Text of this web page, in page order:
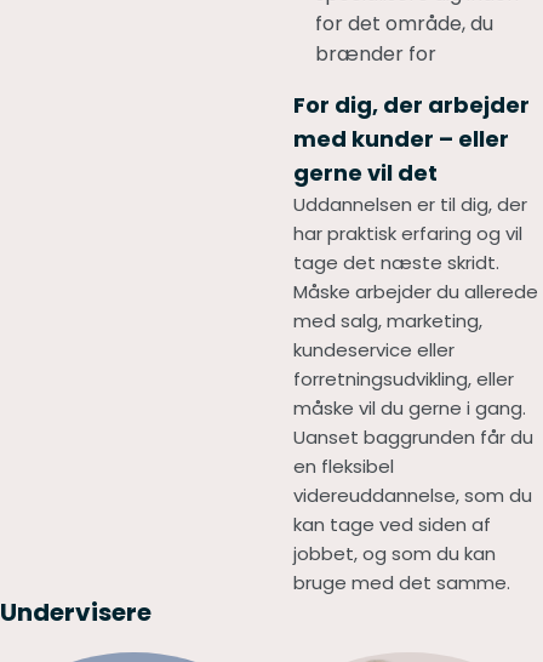
for det område, du
brænder for
For dig, der arbejder
med kunder – eller
gerne vil det
Uddannelsen er til dig, der
har praktisk erfaring og vil
tage det næste skridt.
Måske arbejder du allerede
med salg, marketing,
kundeservice eller
forretningsudvikling, eller
måske vil du gerne i gang.
Uanset baggrunden får du
en fleksibel
videreuddannelse, som du
kan tage ved siden af
jobbet, og som du kan
bruge med det samme.
Undervisere